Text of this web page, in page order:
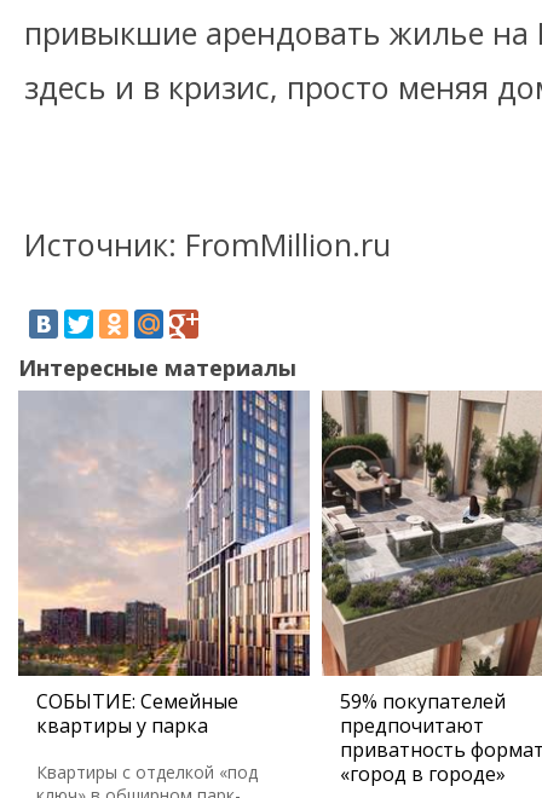
привыкшие арендовать жилье на
здесь и в кризис, просто меняя
Источник: FromMillion.ru
Интересные материалы
СОБЫТИЕ: Семейные
квартиры у парка
Квартиры с отделкой «под
59% покупателей
предпочитают
приватность
«город в городе»